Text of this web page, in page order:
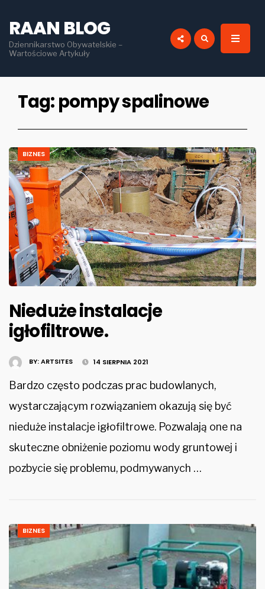
RAAN BLOG
Dziennikarstwo Obywatelskie –
Wartościowe Artykuły
Tag:pompy spalinowe
BIZNES
Nieduże instalacje
igłofiltrowe.
BY:ARTSITES 14 SIERPNIA 2021
Bardzo często podczas prac budowlanych,
wystarczającym rozwiązaniem okazują się być
nieduże instalacje igłofiltrowe. Pozwalają one na
skuteczne obniżenie poziomu wody gruntowej i
pozbycie się problemu, podmywanych …
BIZNES